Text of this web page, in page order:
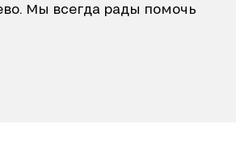
Мы всегда рады помочь